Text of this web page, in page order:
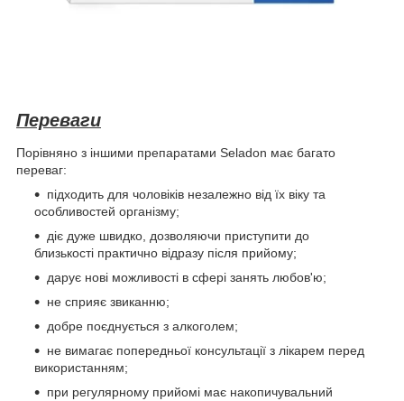
Переваги
Порівняно з іншими препаратами Seladon має багато
переваг:
підходить для чоловіків незалежно від їх віку та
особливостей організму;
діє дуже швидко, дозволяючи приступити до
близькості практично відразу після прийому;
дарує нові можливості в сфері занять любов'ю;
не сприяє звиканню;
добре поєднується з алкоголем;
не вимагає попередньої консультації з лікарем перед
використанням;
при регулярному прийомі має накопичувальний